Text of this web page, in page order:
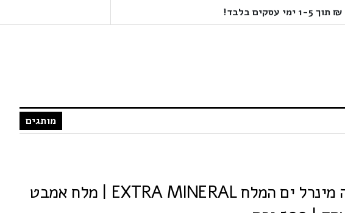
מותגים
אקסטרה מינרל ים המלח EXTRA MINERAL | מלח אמבט